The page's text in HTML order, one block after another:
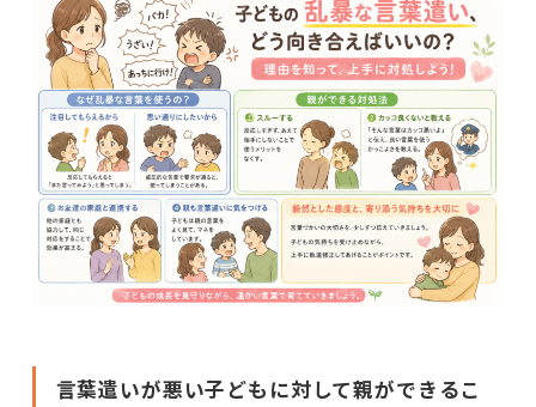
言葉遣いが悪い子どもに対して親ができるこ